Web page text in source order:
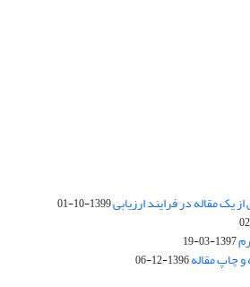
مقاله در فرایند ارزیابی1399-10-01
1397-03-19
چاپ مقاله1396-12-06